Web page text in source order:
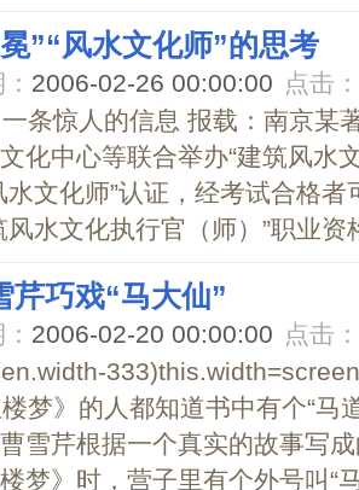
”“风水文化师”的思考
2006-02-26 00:00:00 点击：
条惊人的信息 报载：南京某
化中心等联合举办“建筑风水
水文化师”认证，经考试合格
风水文化执行官（师）”职业资
芹巧戏“马大仙”
2006-02-20 00:00:00 点击：
楼梦》的人都知道书中有个“
雪芹根据一个真实的故事写
梦》时，营子里有个外号叫“